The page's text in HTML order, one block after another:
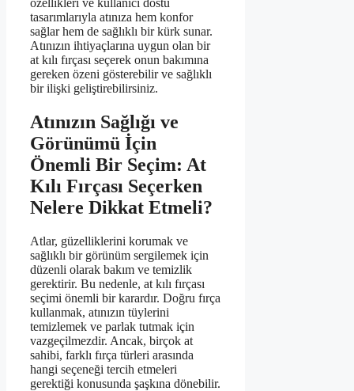
özellikleri ve kullanıcı dostu
tasarımlarıyla atınıza hem konfor
sağlar hem de sağlıklı bir kürk sunar.
Atınızın ihtiyaçlarına uygun olan bir
at kılı fırçası seçerek onun bakımına
gereken özeni gösterebilir ve sağlıklı
bir ilişki geliştirebilirsiniz.
Atınızın Sağlığı ve
Görünümü İçin
Önemli Bir Seçim: At
Kılı Fırçası Seçerken
Nelere Dikkat Etmeli?
Atlar, güzelliklerini korumak ve
sağlıklı bir görünüm sergilemek için
düzenli olarak bakım ve temizlik
gerektirir. Bu nedenle, at kılı fırçası
seçimi önemli bir karardır. Doğru fırça
kullanmak, atınızın tüylerini
temizlemek ve parlak tutmak için
vazgeçilmezdir. Ancak, birçok at
sahibi, farklı fırça türleri arasında
hangi seçeneği tercih etmeleri
gerektiği konusunda şaşkına dönebilir.